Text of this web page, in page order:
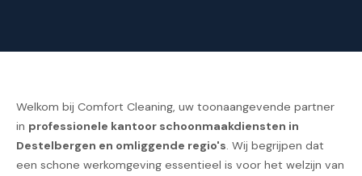
Welkom bij Comfort Cleaning, uw toonaangevende partner
in professionele kantoor schoonmaakdiensten in
Destelbergen en omliggende regio's. Wij begrijpen dat
een schone werkomgeving essentieel is voor het welzijn van